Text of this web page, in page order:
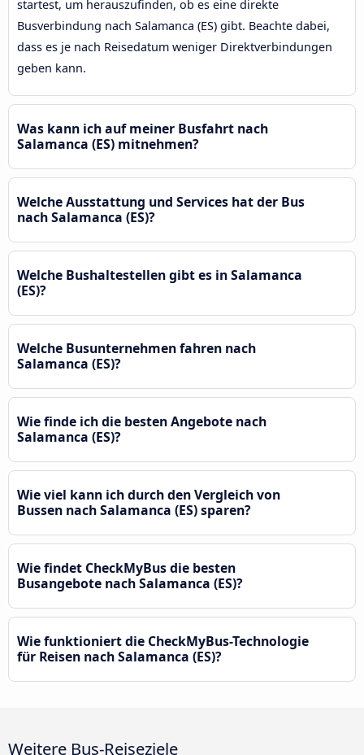
startest, um herauszufinden, ob es eine direkte
Busverbindung nach Salamanca (ES) gibt. Beachte dabei,
dass es je nach Reisedatum weniger Direktverbindungen
geben kann.
Was kann ich auf meiner Busfahrt nach
Salamanca (ES) mitnehmen?
Welche Ausstattung und Services hat der Bus
nach Salamanca (ES)?
Welche Bushaltestellen gibt es in Salamanca
(ES)?
Welche Busunternehmen fahren nach
Salamanca (ES)?
Wie finde ich die besten Angebote nach
Salamanca (ES)?
Wie viel kann ich durch den Vergleich von
Bussen nach Salamanca (ES) sparen?
Wie findet CheckMyBus die besten
Busangebote nach Salamanca (ES)?
Wie funktioniert die CheckMyBus-Technologie
für Reisen nach Salamanca (ES)?
Weitere Bus-Reiseziele